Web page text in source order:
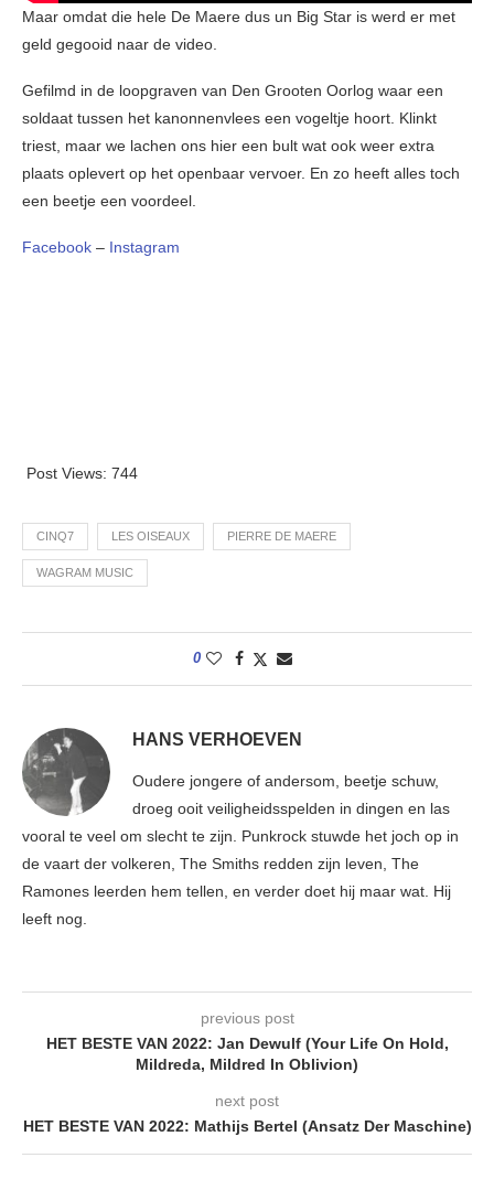
Maar omdat die hele De Maere dus un Big Star is werd er met
geld gegooid naar de video.
Gefilmd in de loopgraven van Den Grooten Oorlog waar een
soldaat tussen het kanonnenvlees een vogeltje hoort. Klinkt
triest, maar we lachen ons hier een bult wat ook weer extra
plaats oplevert op het openbaar vervoer. En zo heeft alles toch
een beetje een voordeel.
Facebook – Instagram
Post Views: 744
CINQ7 LES OISEAUX PIERRE DE MAERE
WAGRAM MUSIC
0
HANS VERHOEVEN
Oudere jongere of andersom, beetje schuw,
droeg ooit veiligheidsspelden in dingen en las
vooral te veel om slecht te zijn. Punkrock stuwde het joch op in
de vaart der volkeren, The Smiths redden zijn leven, The
Ramones leerden hem tellen, en verder doet hij maar wat. Hij
leeft nog.
previous post
HET BESTE VAN 2022: Jan Dewulf (Your Life On Hold,
Mildreda, Mildred In Oblivion)
next post
HET BESTE VAN 2022: Mathijs Bertel (Ansatz Der Maschine)